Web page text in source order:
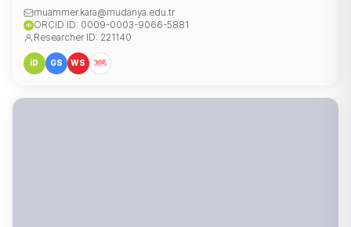
muammer.kara@mudanya.edu.tr
iD ORCID ID: 0009-0003-9066-5881
Researcher ID: 221140
iD GS WS